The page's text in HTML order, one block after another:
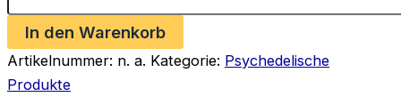
Menge
In den Warenkorb
Artikelnummer: n. a. Kategorie: Psychedelische
Produkte